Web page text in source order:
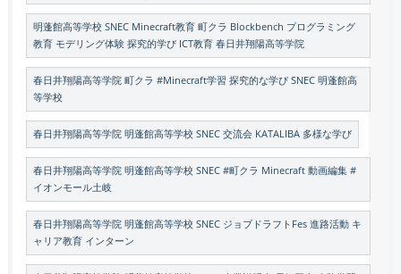
明蓬館高等学校 SNEC Minecraft教育 町クラ Blockbench プログラミング
教育 モデリング体験 探究的学び ICT教育 春日井翔陽高等学院
春日井翔陽高等学院 町クラ #Minecraft学習 探究的な学び SNEC 明蓬館高
等学校
春日井翔陽高等学院 明蓬館高等学校 SNEC 交流会 KATALIBA 多様な学び
春日井翔陽高等学院 明蓬館高等学校 SNEC #町クラ Minecraft 動画編集 #
イオンモール土岐
春日井翔陽高等学院 明蓬館高等学校 SNEC ジョブドラフトFes 進路活動 キ
ャリア教育 インターン